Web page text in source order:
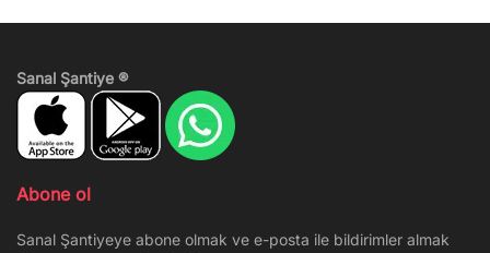
Sanal Şantiye ®
Abone ol
Sanal Şantiyeye abone olmak ve e-posta ile bildirimler almak